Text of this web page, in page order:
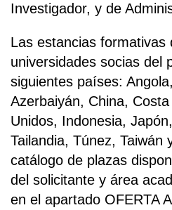
Investigador, y de
Las estancias formativas
universidades socias del
siguientes países:
Azerbaiyán, China,
Unidos, Indonesia,
Tailandia, Túnez, Taiwán
catálogo de plazas
del solicitante y área
en el apartado OFERTA